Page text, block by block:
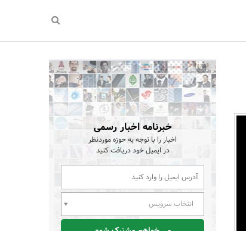
خبرنامه اخبار رسمی
اخبار را با توجه به حوزه موردنظر
در ایمیل خود دریافت کنید
انتخاب سرویس